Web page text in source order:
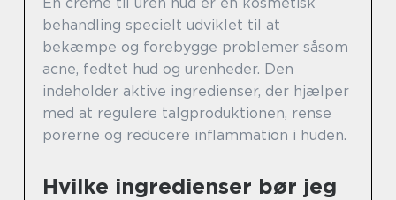
behandling specielt udviklet til at
bekæmpe og forebygge problemer såsom
acne, fedtet hud og urenheder. Den
indeholder aktive ingredienser, der hjælper
med at regulere talgproduktionen, rense
porerne og reducere inflammation i huden.
Hvilke ingredienser bør jeg